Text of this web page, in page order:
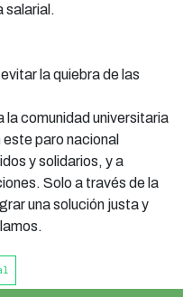
salarial.
la quiebra de las
la comunidad universitaria
paro nacional
y solidarios, y a
Solo a través de la
una solución justa y